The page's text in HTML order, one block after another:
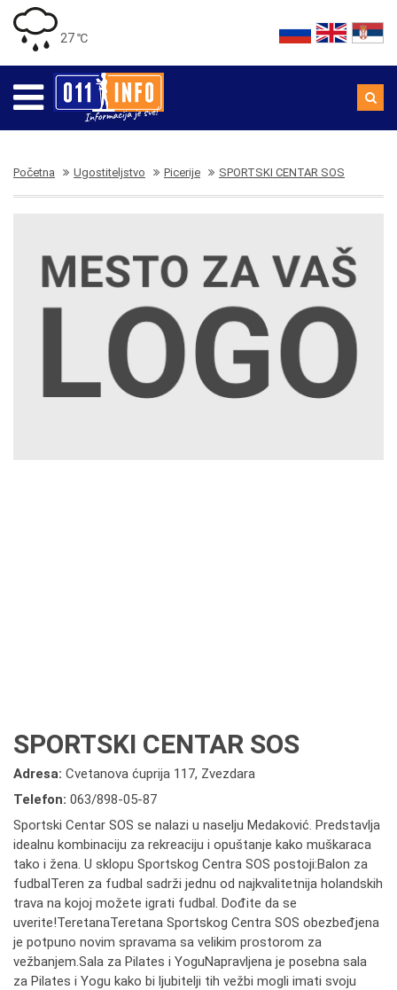
27 ℃
Početna Ugostiteljstvo Picerije SPORTSKI CENTAR SOS
SPORTSKI CENTAR SOS
Adresa: Cvetanova ćuprija 117, Zvezdara
Telefon: 063/898-05-87
Sportski Centar SOS se nalazi u naselju Medaković. Predstavlja
idealnu kombinaciju za rekreaciju i opuštanje kako muškaraca
tako i žena. U sklopu Sportskog Centra SOS postoji:Balon za
fudbalTeren za fudbal sadrži jednu od najkvalitetnija holandskih
trava na kojoj možete igrati fudbal. Dođite da se
uverite!TeretanaTeretana Sportskog Centra SOS obezbeđjena
je potpuno novim spravama sa velikim prostorom za
vežbanjem.Sala za Pilates i YoguNapravljena je posebna sala
za Pilates i Yogu kako bi ljubitelji tih vežbi mogli imati svoju